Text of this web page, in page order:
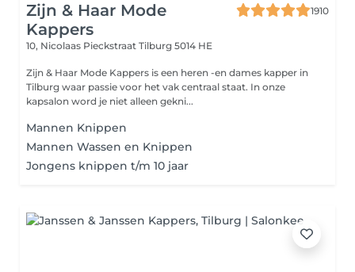
Zijn & Haar Mode
Kappers
1910
10, Nicolaas Pieckstraat Tilburg 5014 HE
Zijn & Haar Mode Kappers is een heren -en dames kapper in
Tilburg waar passie voor het vak centraal staat. In onze
kapsalon word je niet alleen gekni...
Mannen Knippen
Mannen Wassen en Knippen
Jongens knippen t/m 10 jaar